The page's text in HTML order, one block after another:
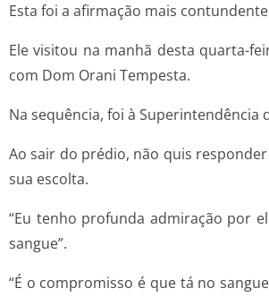
Esta foi a afirmação mais
Ele visitou na manhã desta quarta-
com Dom Orani Tempesta.
Na sequência, foi à Superintendência
Ao sair do prédio, não quis
sua escolta.
“Eu tenho profunda admiração por
sangue”.
“É o compromisso é que tá no